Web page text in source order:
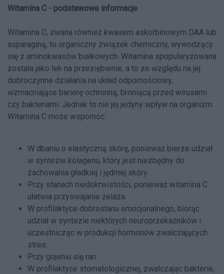
Witamina C - podstawowe informacje
Witamina C, zwana również kwasem askorbinowym DAA lub
asparaginą, to organiczny związek chemiczny, wywodzący
się z aminokwasów białkowych. Witamina spopularyzowana
została jako lek na przeziębienie, a to ze względu na jej
dobroczynne działania na układ odpornościowy,
wzmacniające barierę ochronną, broniącą przed wirusami
czy bakteriami. Jednak to nie jej jedyny wpływ na organizm.
Witamina C może wspomóc:
W dbaniu o elastyczną skórę, ponieważ bierze udział
w syntezie kolagenu, który jest niezbędny do
zachowania gładkiej i jędrnej skóry.
Przy stanach niedokrwistości, ponieważ witamina C
ułatwia przyswajanie żelaza.
W profilaktyce dobrostanu emocjonalnego, biorąc
udział w syntezie niektórych neuroprzekaźników i
uczestnicząc w produkcji hormonów zwalczających
stres.
Przy gojeniu się ran.
W profilaktyce stomatologicznej, zwalczając bakterie,